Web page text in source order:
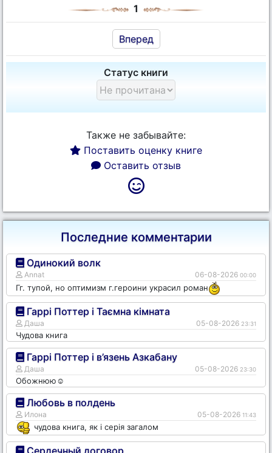
1
Вперед
Статус книги
Также не забывайте:
Поставить оценку книге
Оставить отзыв
Последние комментарии
Одинокий волк
Annat 06-08-2026 00:00
Гг. тупой, но оптимизм г.героини украсил роман
Гаррі Поттер і Таємна кімната
Даша 05-08-2026 23:31
Чудова книга
Гаррі Поттер і в’язень Азкабану
Даша 05-08-2026 23:30
Обожнюю☺️
Любовь в полдень
Илона 05-08-2026 11:43
чудова книга, як і серія загалом
Сердечный договор